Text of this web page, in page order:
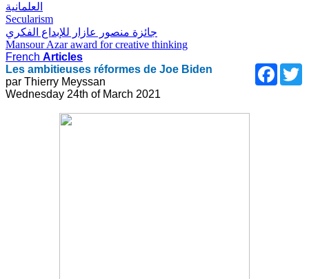
العلمانية
Secularism
جائزة منصور عازار للإبداع الفكري
Mansour Azar award for creative thinking
French Articles
Les ambitieuses réformes de Joe Biden
par Thierry Meyssan
Wednesday 24th of March 2021